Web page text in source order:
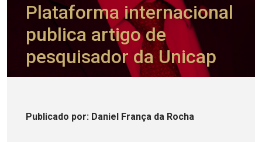
Plataforma internacional
publica artigo de
pesquisador da Unicap
Publicado por: Daniel França da Rocha